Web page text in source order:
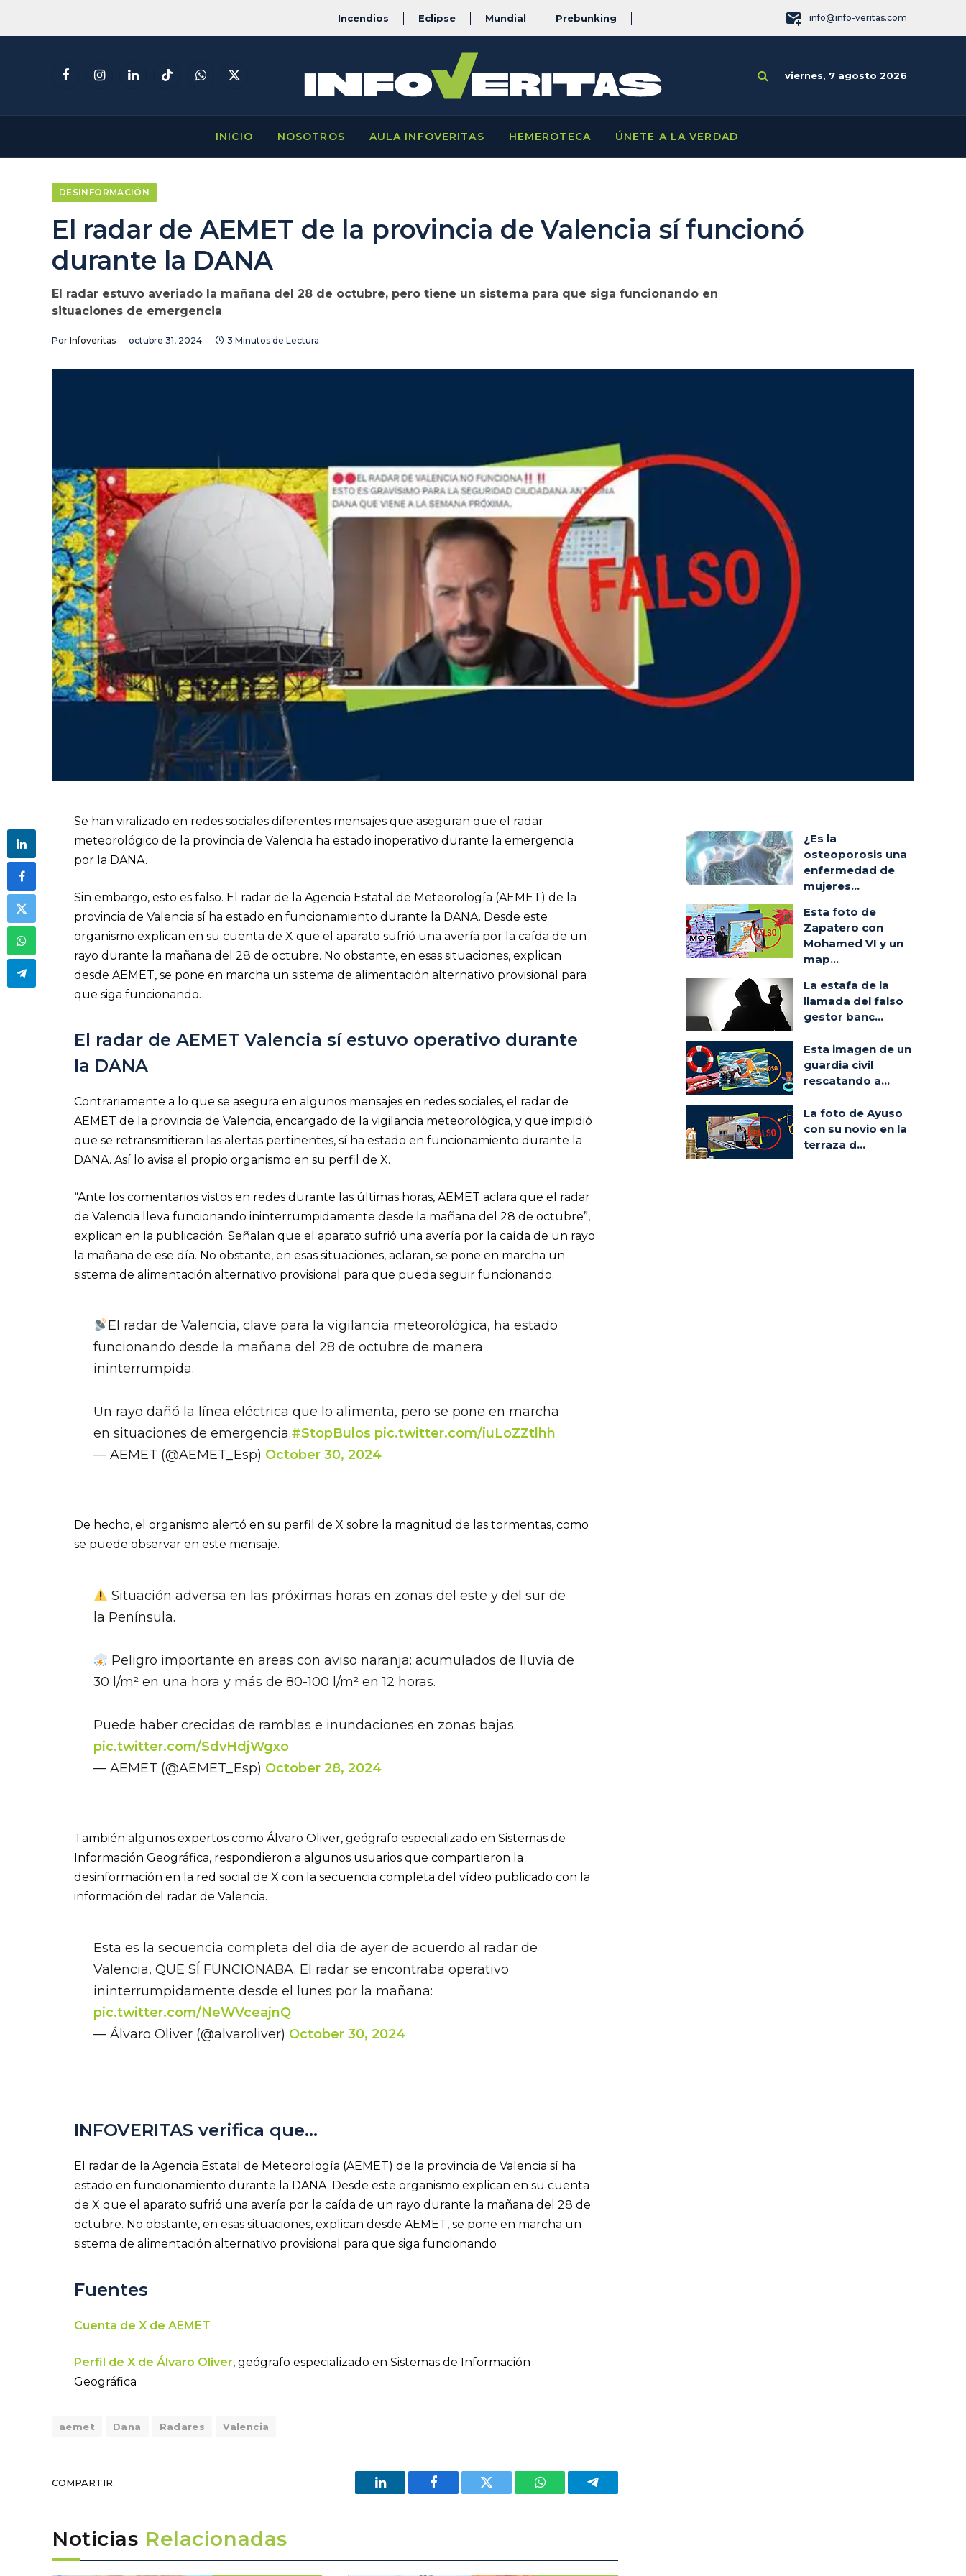
Incendios Eclipse Mundial Prebunking info@info-veritas.com
FacebookInstagramLinkedInTikTokWhatsApp
X
viernes, 7 agosto 2026
INICIO NOSOTROS AULA INFOVERITAS HEMEROTECA ÚNETE A LA VERDAD
DESINFORMACIÓN
El radar de AEMET de la provincia de Valencia sí funcionó
durante la DANA
El radar estuvo averiado la mañana del 28 de octubre, pero tiene un sistema para que siga funcionando en
situaciones de emergencia
Por Infoveritas octubre 31, 2024 3 Minutos de Lectura
Se han viralizado en redes sociales diferentes mensajes que aseguran que el radar
meteorológico de la provincia de Valencia ha estado inoperativo durante la emergencia
por la DANA.
Sin embargo, esto es falso. El radar de la Agencia Estatal de Meteorología (AEMET) de la
provincia de Valencia sí ha estado en funcionamiento durante la DANA. Desde este
organismo explican en su cuenta de X que el aparato sufrió una avería por la caída de un
rayo durante la mañana del 28 de octubre. No obstante, en esas situaciones, explican
desde AEMET, se pone en marcha un sistema de alimentación alternativo provisional para
que siga funcionando.
El radar de AEMET Valencia sí estuvo operativo durante
la DANA
Contrariamente a lo que se asegura en algunos mensajes en redes sociales, el radar de
AEMET de la provincia de Valencia, encargado de la vigilancia meteorológica, y que impidió
que se retransmitieran las alertas pertinentes, sí ha estado en funcionamiento durante la
DANA. Así lo avisa el propio organismo en su perfil de X.
“Ante los comentarios vistos en redes durante las últimas horas, AEMET aclara que el radar
de Valencia lleva funcionando ininterrumpidamente desde la mañana del 28 de octubre”,
explican en la publicación. Señalan que el aparato sufrió una avería por la caída de un rayo
la mañana de ese día. No obstante, en esas situaciones, aclaran, se pone en marcha un
sistema de alimentación alternativo provisional para que pueda seguir funcionando.
El radar de Valencia, clave para la vigilancia meteorológica, ha estado
funcionando desde la mañana del 28 de octubre de manera
ininterrumpida.
Un rayo dañó la línea eléctrica que lo alimenta, pero se pone en marcha
en situaciones de emergencia.#StopBulos pic.twitter.com/iuLoZZtlhh
— AEMET (@AEMET_Esp) October 30, 2024
De hecho, el organismo alertó en su perfil de X sobre la magnitud de las tormentas, como
se puede observar en este mensaje.
Situación adversa en las próximas horas en zonas del este y del sur de
la Península.
Peligro importante en areas con aviso naranja: acumulados de lluvia de
30 l/m² en una hora y más de 80-100 l/m² en 12 horas.
Puede haber crecidas de ramblas e inundaciones en zonas bajas.
pic.twitter.com/SdvHdjWgxo
— AEMET (@AEMET_Esp) October 28, 2024
También algunos expertos como Álvaro Oliver, geógrafo especializado en Sistemas de
Información Geográfica, respondieron a algunos usuarios que compartieron la
desinformación en la red social de X con la secuencia completa del vídeo publicado con la
información del radar de Valencia.
Esta es la secuencia completa del dia de ayer de acuerdo al radar de
Valencia, QUE SÍ FUNCIONABA. El radar se encontraba operativo
ininterrumpidamente desde el lunes por la mañana:
pic.twitter.com/NeWVceajnQ
— Álvaro Oliver (@alvaroliver) October 30, 2024
INFOVERITAS verifica que…
El radar de la Agencia Estatal de Meteorología (AEMET) de la provincia de Valencia sí ha
estado en funcionamiento durante la DANA. Desde este organismo explican en su cuenta
de X que el aparato sufrió una avería por la caída de un rayo durante la mañana del 28 de
octubre. No obstante, en esas situaciones, explican desde AEMET, se pone en marcha un
sistema de alimentación alternativo provisional para que siga funcionando
Fuentes
Cuenta de X de AEMET
Perfil de X de Álvaro Oliver, geógrafo especializado en Sistemas de Información
Geográfica
aemet Dana Radares Valencia
COMPARTIR.
LinkedIn Facebook Twitter WhatsAppTelegrama
Noticias Relacionadas
¿Es la
osteoporosis una
enfermedad de
mujeres...
Esta foto de
Zapatero con
Mohamed VI y un
map...
La estafa de la
llamada del falso
gestor banc...
Esta imagen de un
guardia civil
rescatando a...
La foto de Ayuso
con su novio en la
terraza d...